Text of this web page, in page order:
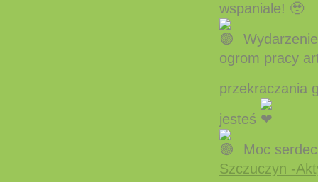
wspaniale!
ogrom pracy
przekraczania
jesteś
Moc
Szczuczyn -